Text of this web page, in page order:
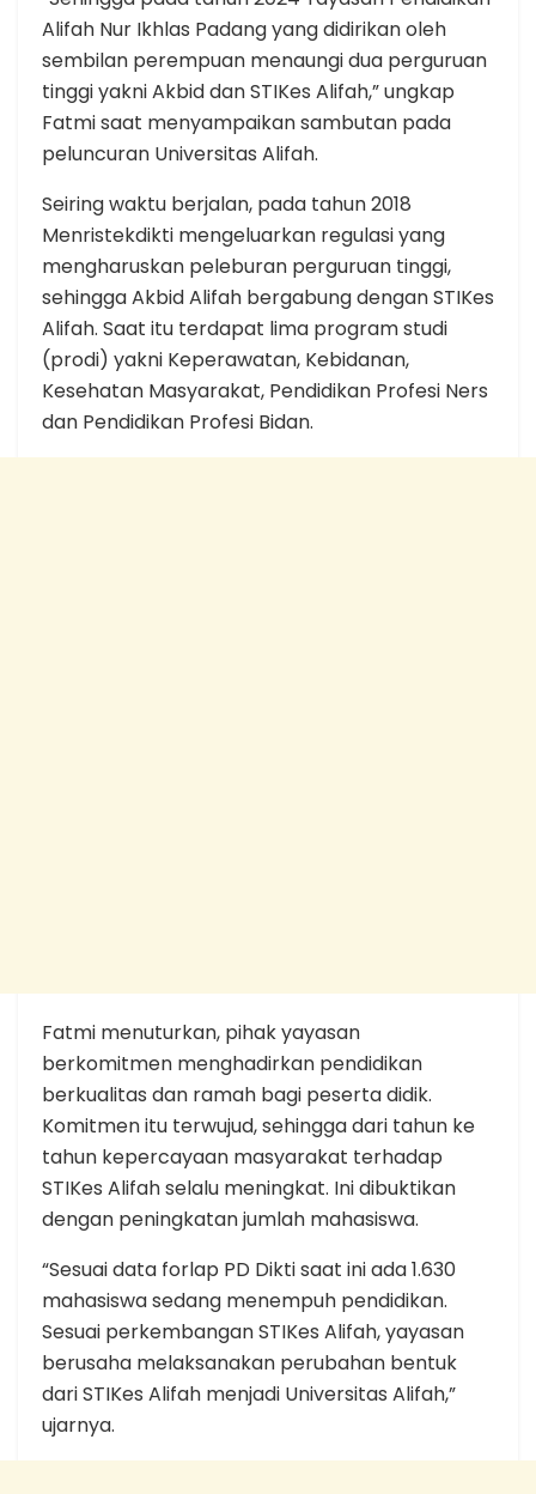
Alifah Nur Ikhlas Padang yang didirikan oleh
sembilan perempuan menaungi dua perguruan
tinggi yakni Akbid dan STIKes Alifah,” ungkap
Fatmi saat menyampaikan sambutan pada
peluncuran Universitas Alifah.
Seiring waktu berjalan, pada tahun 2018
Menristekdikti mengeluarkan regulasi yang
mengharuskan peleburan perguruan tinggi,
sehingga Akbid Alifah bergabung dengan STIKes
Alifah. Saat itu terdapat lima program studi
(prodi) yakni Keperawatan, Kebidanan,
Kesehatan Masyarakat, Pendidikan Profesi Ners
dan Pendidikan Profesi Bidan.
Fatmi menuturkan, pihak yayasan
berkomitmen menghadirkan pendidikan
berkualitas dan ramah bagi peserta didik.
Komitmen itu terwujud, sehingga dari tahun ke
tahun kepercayaan masyarakat terhadap
STIKes Alifah selalu meningkat. Ini dibuktikan
dengan peningkatan jumlah mahasiswa.
“Sesuai data forlap PD Dikti saat ini ada 1.630
mahasiswa sedang menempuh pendidikan.
Sesuai perkembangan STIKes Alifah, yayasan
berusaha melaksanakan perubahan bentuk
dari STIKes Alifah menjadi Universitas Alifah,”
ujarnya.